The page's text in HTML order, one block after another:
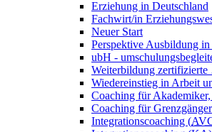
Erziehung in Deutschland
Fachwirt/in
Neuer Start
Perspektive Ausbildung
ubH -
Weiterbildung
Wiedereinstieg in Arbeit
Coaching für
Coaching für Grenzgänger
Integrationscoaching (